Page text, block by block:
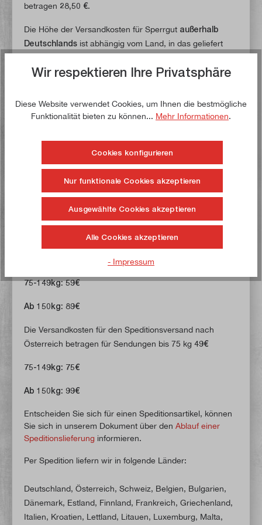
betragen 28,50 €.
Die Höhe der Versandkosten für Sperrgut außerhalb
Deutschlands ist abhängig vom Land, in das geliefert
zusammen:
Land zzgl. 24,00 €.
Temperguss" (Artikelnummer: 40003).
IV. Speditionsversand innerhalb und außerhalb
Deutschlands
Die Versandkosten für den Speditionsversand nach
Deutschland betragen für Sendungen bis 75 kg
75-149kg: 59€
Ab 150kg: 89€
Die Versandkosten für den Speditionsversand nach
Österreich betragen für Sendungen bis 75 kg 49€
75-149kg: 75€
Ab 150kg: 99€
Entscheiden Sie sich für einen Speditionsartikel, können
Sie sich in unserem Dokument über den Ablauf einer
Speditionslieferung informieren.
Per Spedition liefern wir in folgende Länder:
Deutschland, Österreich, Schweiz, Belgien, Bulgarien,
Dänemark, Estland, Finnland, Frankreich, Griechenland,
Italien, Kroatien, Lettland, Litauen, Luxemburg, Malta,
Wir respektieren Ihre Privatsphäre
Diese Website verwendet Cookies, um Ihnen die bestmögliche
Funktionalität bieten zu können... Mehr Informationen.
Cookies konfigurieren
Nur funktionale Cookies akzeptieren
Ausgewählte Cookies akzeptieren
Alle Cookies akzeptieren
- Impressum